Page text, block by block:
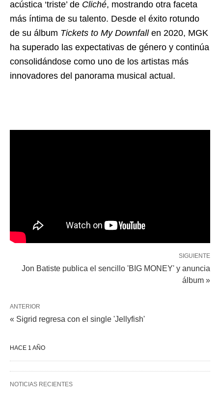
acústica ‘triste’ de Cliché, mostrando otra faceta
más íntima de su talento. Desde el éxito rotundo
de su álbum Tickets to My Downfall en 2020, MGK
ha superado las expectativas de género y continúa
consolidándose como uno de los artistas más
innovadores del panorama musical actual.
SIGUIENTE
Jon Batiste publica el sencillo 'BIG MONEY' y anuncia
álbum »
ANTERIOR
« Sigrid regresa con el single 'Jellyfish'
HACE 1 AÑO
NOTICIAS RECIENTES